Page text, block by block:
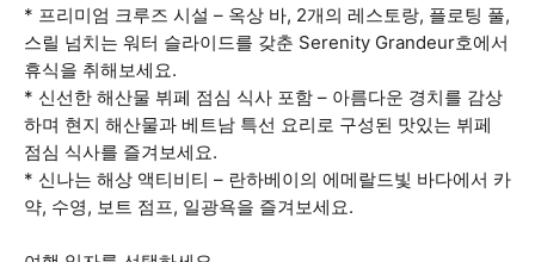
* 프리미엄 크루즈 시설 – 옥상 바, 2개의 레스토랑, 플로팅 풀,
스릴 넘치는 워터 슬라이드를 갖춘 Serenity Grandeur호에서
휴식을 취해보세요.
* 신선한 해산물 뷔페 점심 식사 포함 – 아름다운 경치를 감상
하며 현지 해산물과 베트남 특선 요리로 구성된 맛있는 뷔페
점심 식사를 즐겨보세요.
* 신나는 해상 액티비티 – 란하베이의 에메랄드빛 바다에서 카
약, 수영, 보트 점프, 일광욕을 즐겨보세요.